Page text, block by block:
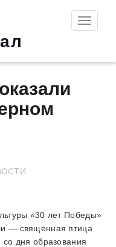
Toggle
«30 лет Победы»
— священная птица
дня образования